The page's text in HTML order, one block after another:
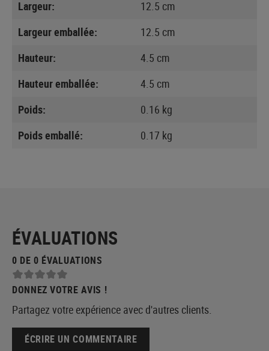
Largeur:
12.5 cm
Largeur emballée:
12.5 cm
Hauteur:
4.5 cm
Hauteur emballée:
4.5 cm
Poids:
0.16 kg
Poids emballé:
0.17 kg
ÉVALUATIONS
0 DE 0 ÉVALUATIONS
DONNEZ VOTRE AVIS !
Partagez votre expérience avec d'autres clients.
ÉCRIRE UN COMMENTAIRE